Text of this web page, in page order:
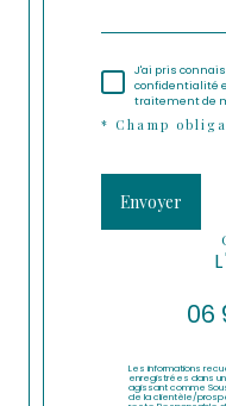
J'ai pris
confidentialité
traitement de
* Champ
Envoyer
06
Les informations
enregistrées dans
agissant comme
de la clientèle/